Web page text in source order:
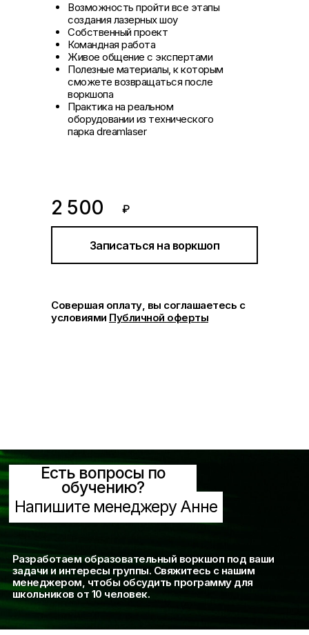
Совершая оплату, вы соглашаетесь с
условиями Публичной оферты
2 500 ₽
Записаться на воркшоп
Возможность пройти все этапы
создания лазерных шоу
Cобственный проект
Командная работа
Живое общение с экспертами
Полезные материалы, к которым
сможете возвращаться после
воркшопа
Практика на реальном
оборудовании из технического
парка dreamlaser
Напишите менеджеру Анне
Есть вопросы по
обучению?
Разработаем образовательный воркшоп под ваши
задачи и интересы группы. Свяжитесь с нашим
менеджером, чтобы обсудить программу для
школьников от 10 человек.